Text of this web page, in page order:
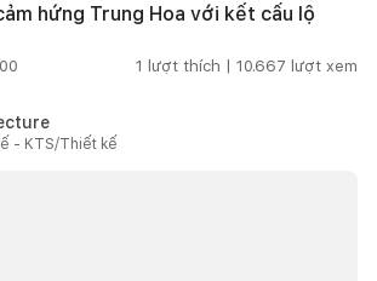
hứng Trung Hoa với kết cấu lộ
1 lượt thích | 10.667 lượt xem
- KTS/Thiết kế